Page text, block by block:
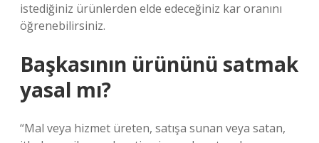
istediğiniz ürünlerden elde edeceğiniz kar oranını
öğrenebilirsiniz.
Başkasının ürününü satmak
yasal mı?
“Mal veya hizmet üreten, satışa sunan veya satan,